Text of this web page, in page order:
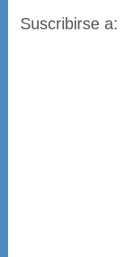
Suscribirse a: